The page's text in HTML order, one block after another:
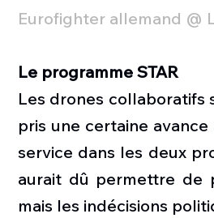
Eurofighter allemand @
Le programme STAR
Les drones collaboratifs
pris une certaine
service dans les deux
aurait dû permettre de
mais les indécisions